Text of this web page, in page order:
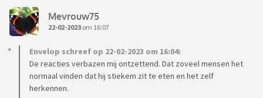
Mevrouw75
22-02-2023 om 16:07
Envelop schreef op 22-02-2023 om 16:04:
De reacties verbazen mij ontzettend. Dat zoveel mensen het
normaal vinden dat hij stiekem zit te eten en het zelf
herkennen.